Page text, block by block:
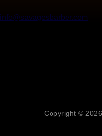
info@savagesbarber.com
Copyright © 2026